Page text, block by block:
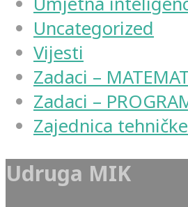
Uncategorized
Vijesti
Zadaci –
Zadaci –
Zajednica
Udruga MIK